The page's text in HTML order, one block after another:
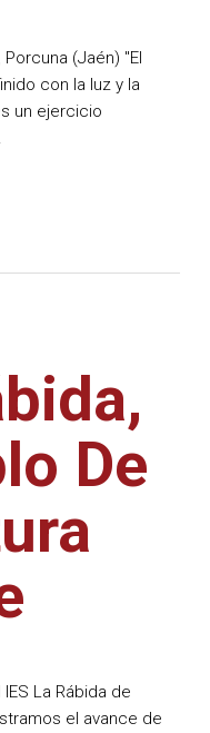
(Jaén) "El
con la luz y la
un ejercicio
De
La Rábida de
el avance de